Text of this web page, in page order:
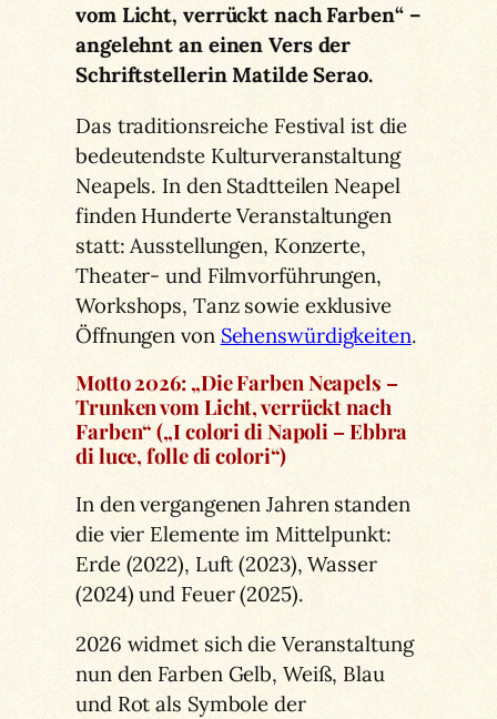
vom Licht, verrückt nach Farben“ –
angelehnt an einen Vers der
Schriftstellerin Matilde Serao.
Das traditionsreiche Festival ist die
bedeutendste Kulturveranstaltung
Neapels. In den Stadtteilen Neapel
finden Hunderte Veranstaltungen
statt: Ausstellungen, Konzerte,
Theater- und Filmvorführungen,
Workshops, Tanz sowie exklusive
Öffnungen von Sehenswürdigkeiten.
Motto 2026:„Die Farben Neapels –
Trunken vom Licht, verrückt nach
Farben“ („I colori di Napoli – Ebbra
di luce, folle di colori“)
In den vergangenen Jahren standen
die vier Elemente im Mittelpunkt:
Erde (2022), Luft (2023), Wasser
(2024) und Feuer (2025).
2026 widmet sich die Veranstaltung
nun den Farben Gelb, Weiß, Blau
und Rot als Symbole der